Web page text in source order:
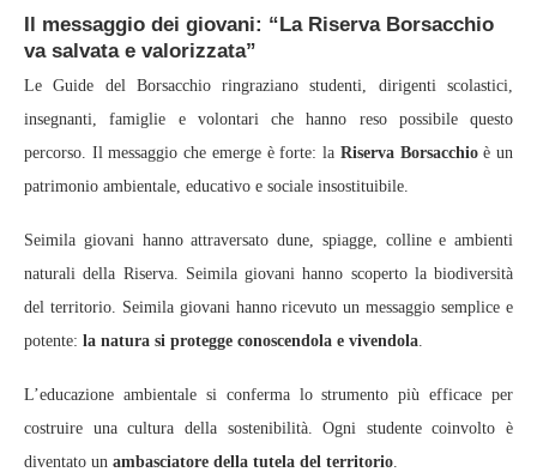
Il messaggio dei giovani: “La Riserva Borsacchio
va salvata e valorizzata”
Le Guide del Borsacchio ringraziano studenti, dirigenti scolastici,
insegnanti, famiglie e volontari che hanno reso possibile questo
percorso. Il messaggio che emerge è forte: la Riserva Borsacchioè un
patrimonio ambientale, educativo e sociale insostituibile.
Seimila giovani hanno attraversato dune, spiagge, colline e ambienti
naturali della Riserva. Seimila giovani hanno scoperto la biodiversità
del territorio. Seimila giovani hanno ricevuto un messaggio semplice e
potente: la natura si protegge conoscendola e vivendola.
L’educazione ambientale si conferma lo strumento più efficace per
costruire una cultura della sostenibilità. Ogni studente coinvolto è
diventato un ambasciatore della tutela del territorio.